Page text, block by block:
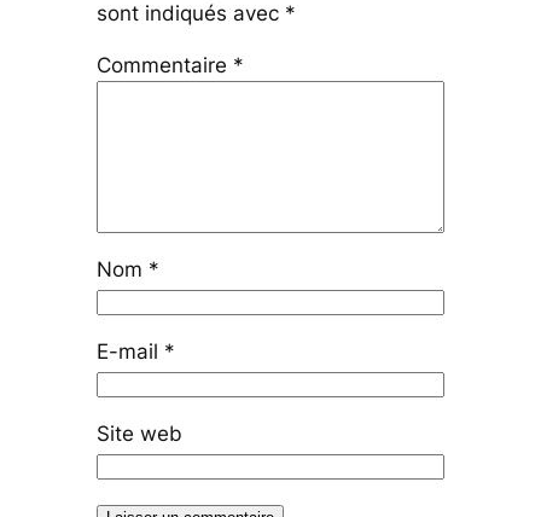
sont indiqués avec *
Commentaire *
Nom *
E-mail *
Site web